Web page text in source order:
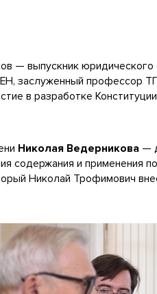
— выпускник
заслуженный профессор
в разработке
Николая Ведерникова —
содержания и
Николай Трофимович